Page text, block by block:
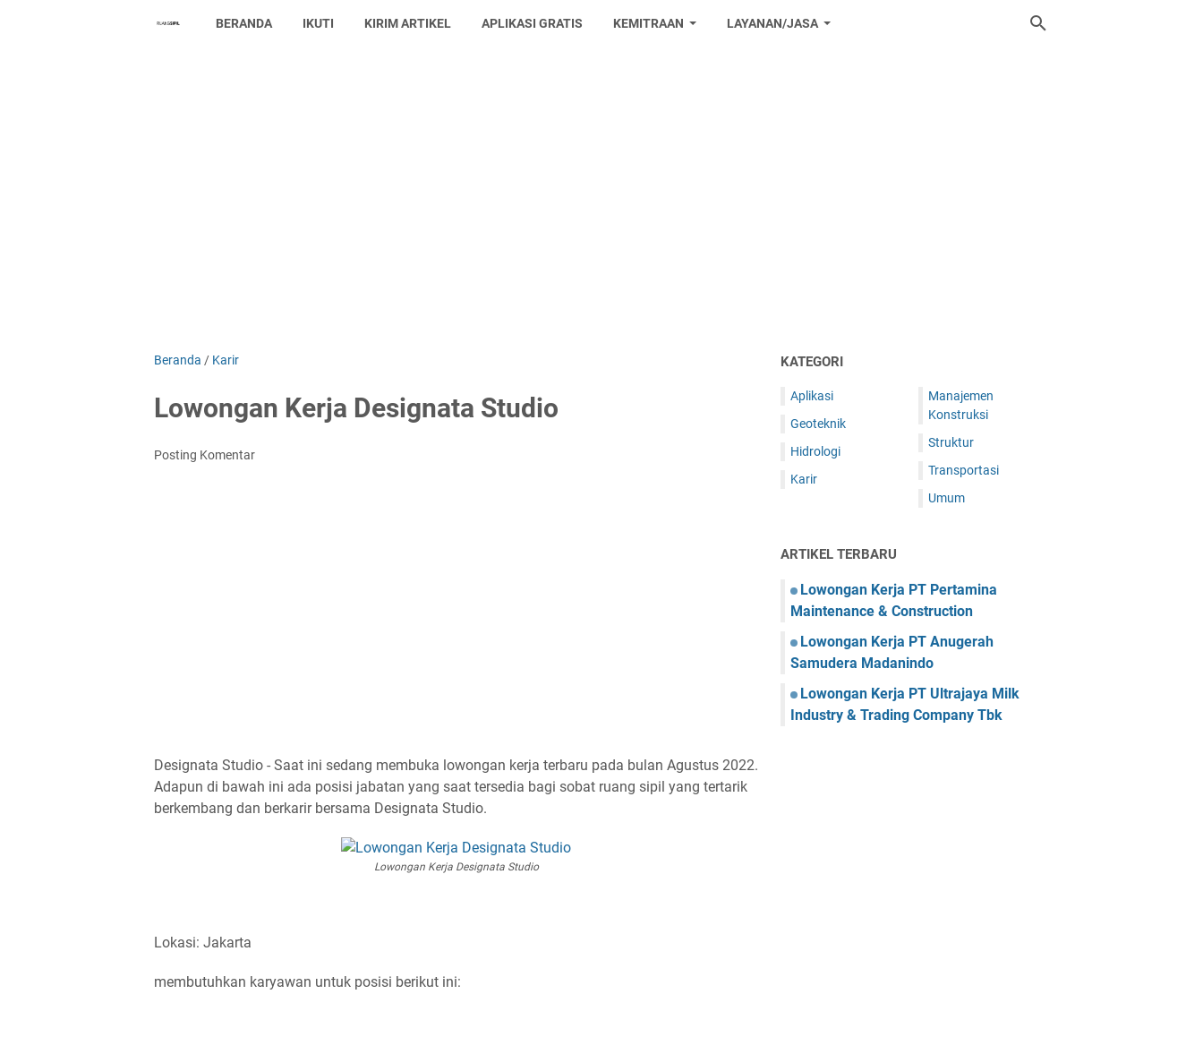
BERANDA IKUTI KIRIM ARTIKEL APLIKASI GRATIS KEMITRAAN LAYANAN/JASA
Beranda / Karir
Lowongan Kerja Designata Studio
Posting Komentar
Designata Studio - Saat ini sedang membuka lowongan kerja terbaru pada bulan Agustus 2022.
Adapun di bawah ini ada posisi jabatan yang saat tersedia bagi sobat ruang sipil yang tertarik
berkembang dan berkarir bersama Designata Studio.
Lowongan Kerja Designata Studio
Lokasi: Jakarta
membutuhkan karyawan untuk posisi berikut ini:
KATEGORI
Aplikasi
Geoteknik
Hidrologi
Karir
Manajemen
Konstruksi
Struktur
Transportasi
Umum
ARTIKEL TERBARU
Lowongan Kerja PT Pertamina
Maintenance & Construction
Lowongan Kerja PT Anugerah
Samudera Madanindo
Lowongan Kerja PT Ultrajaya Milk
Industry & Trading Company Tbk